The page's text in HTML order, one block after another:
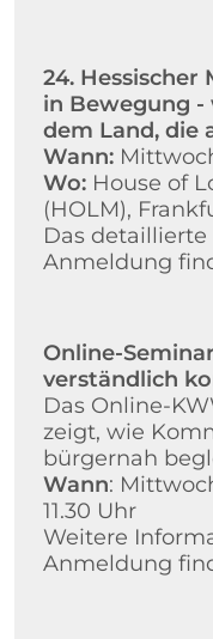
24. Hessischer
in Bewegung
dem Land, die
Wann:
Wo: House of
(HOLM),
Das
Anmeldung
Online-
verständlich
Das Online-
zeigt, wie
bürgernah
Wann:
11.30 Uhr
Weitere
Anmeldung